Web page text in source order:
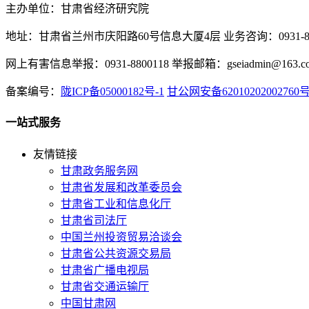
主办单位：甘肃省经济研究院
地址：甘肃省兰州市庆阳路60号信息大厦4层 业务咨询：0931-
网上有害信息举报：0931-8800118 举报邮箱：
备案编号： 陇ICP备05000182号-1 甘公网安备62010202002760号
一站式服务
友情链接
甘肃政务服务网
甘肃省发展和改革委员会
甘肃省工业和信息化厅
甘肃省司法厅
中国兰州投资贸易洽谈会
甘肃省公共资源交易局
甘肃省广播电视局
甘肃省交通运输厅
中国甘肃网